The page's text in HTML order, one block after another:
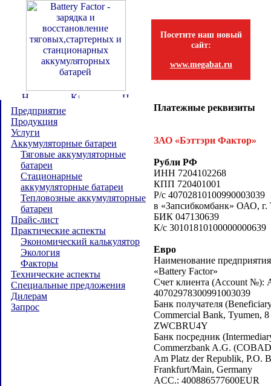
Посетите наш новый
сайт:
www.megabat.ru
Предприятие
Продукция
Услуги
Аккумуляторные батареи
Тяговые аккумуляторные
батареи
Стационарные
аккумуляторные батареи
Тепловозные аккумуляторные
батареи
Прайс-лист
Практические аспекты
Экономический калькулятор
Экология
Факторы
Технические аспекты
Специальные предложения
Дилерам
Запрос
Платежные реквизиты
ЗАО «Бэттэри Фактор»
Рубли РФ
ИНН 7204102268
КПП 720401001
Р/с 40702810100990003039
в «Запсибкомбанк» ОАО,
БИК 047130639
К/с 30101810100000000639
Евро
Наименование
«Battery Factor»
Счет клиента (Account №):
40702978300991003039
Банк получателя
Commercial Bank, Tyumen,
ZWCBRU4Y
Банк посредник
Commerzbank A.G.
Am Platz der Republik, P.O.
Frankfurt/Main, Germany
ACC.: 400886577600EUR